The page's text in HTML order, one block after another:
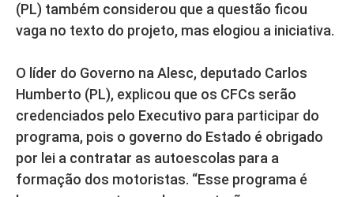
(PL) também considerou que a questão ficou
vaga no texto do projeto, mas elogiou a iniciativa.
O líder do Governo na Alesc, deputado Carlos
Humberto (PL), explicou que os CFCs serão
credenciados pelo Executivo para participar do
programa, pois o governo do Estado é obrigado
por lei a contratar as autoescolas para a
formação dos motoristas. “Esse programa é